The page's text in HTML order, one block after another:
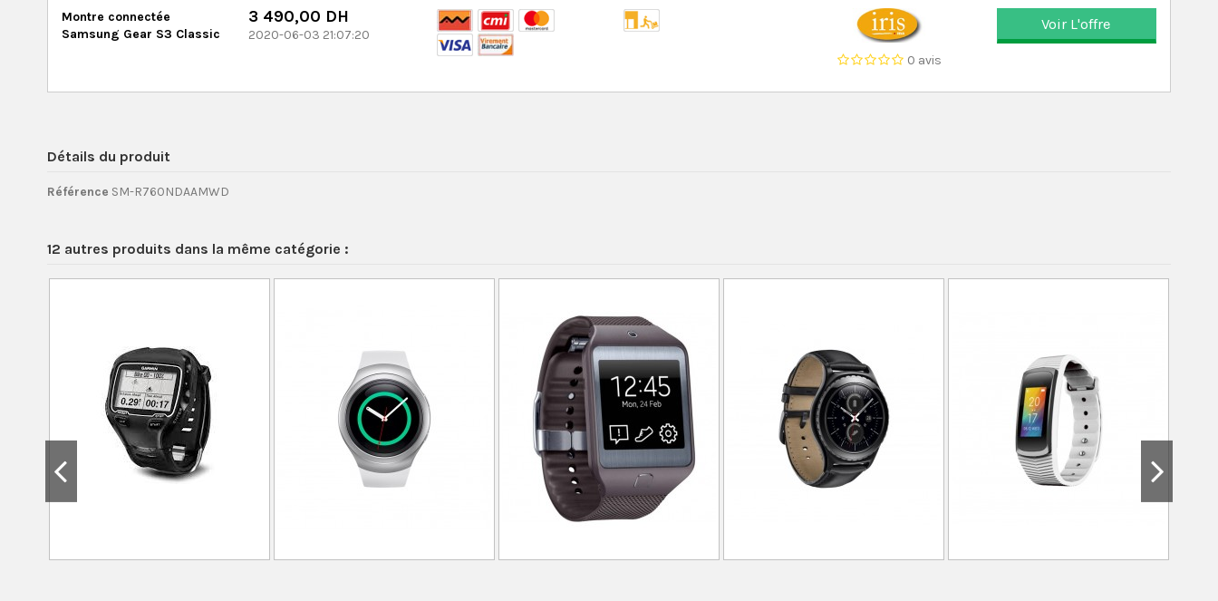
Montre connectée
Samsung Gear S3 Classic
3 490,00 DH
2020-06-03 21:07:20
0 avis
Voir L'offre
Détails du produit
Référence SM-R760NDAAMWD
12 autres produits dans la même catégorie :